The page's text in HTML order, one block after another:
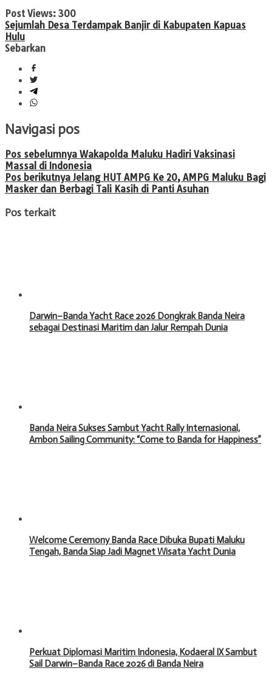
Post Views: 300
Sejumlah Desa Terdampak Banjir di Kabupaten Kapuas
Hulu
Sebarkan
Navigasi pos
Pos sebelumnya Wakapolda Maluku Hadiri Vaksinasi
Massal di Indonesia
Pos berikutnya Jelang HUT AMPG Ke 20, AMPG Maluku Bagi
Masker dan Berbagi Tali Kasih di Panti Asuhan
Pos terkait
Darwin–Banda Yacht Race 2026 Dongkrak Banda Neira
sebagai Destinasi Maritim dan Jalur Rempah Dunia
Banda Neira Sukses Sambut Yacht Rally Internasional,
Ambon Sailing Community: “Come to Banda for Happiness”
Welcome Ceremony Banda Race Dibuka Bupati Maluku
Tengah, Banda Siap Jadi Magnet Wisata Yacht Dunia
Perkuat Diplomasi Maritim Indonesia, Kodaeral IX Sambut
Sail Darwin–Banda Race 2026 di Banda Neira